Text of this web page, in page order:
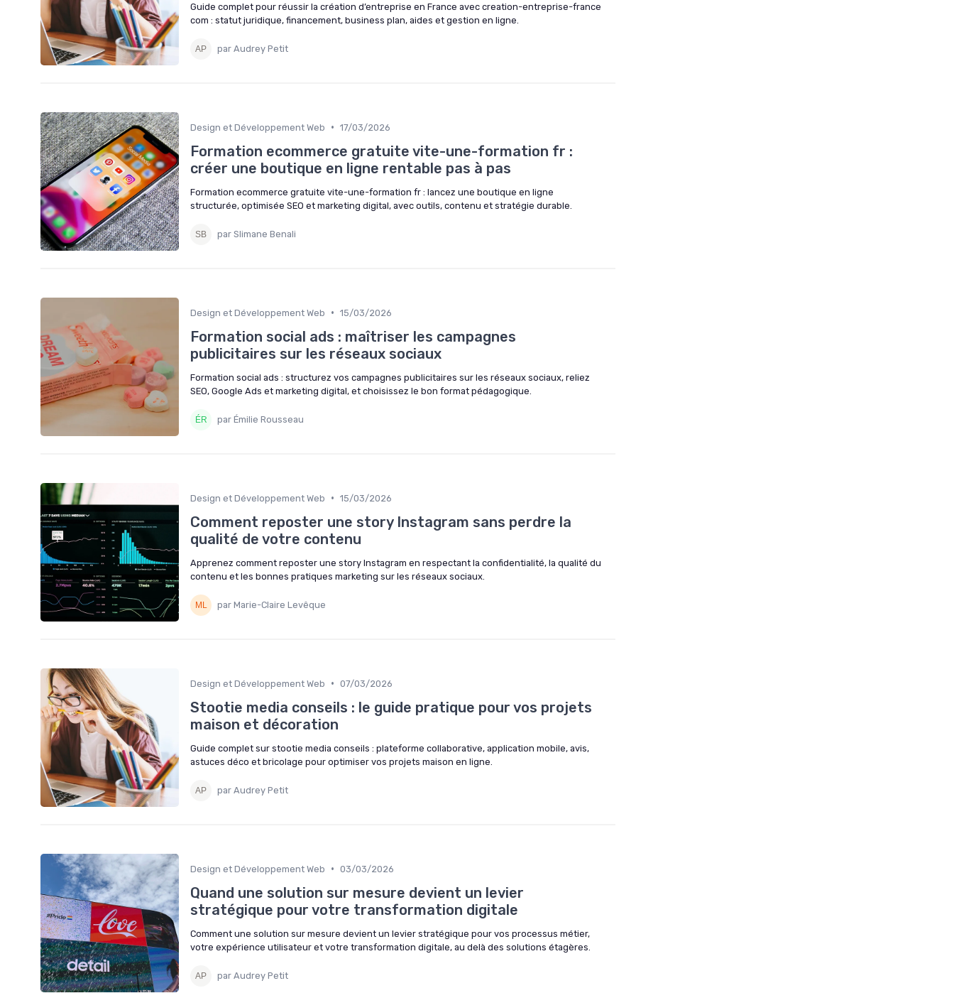
Guide complet pour réussir la création d’entreprise en France avec creation-entreprise-france
com : statut juridique, financement, business plan, aides et gestion en ligne.
par Audrey Petit
Design et Développement Web • 17/03/2026
Formation ecommerce gratuite vite-une-formation fr :
créer une boutique en ligne rentable pas à pas
Formation ecommerce gratuite vite-une-formation fr : lancez une boutique en ligne
structurée, optimisée SEO et marketing digital, avec outils, contenu et stratégie durable.
par Slimane Benali
Design et Développement Web • 15/03/2026
Formation social ads : maîtriser les campagnes
publicitaires sur les réseaux sociaux
Formation social ads : structurez vos campagnes publicitaires sur les réseaux sociaux, reliez
SEO, Google Ads et marketing digital, et choisissez le bon format pédagogique.
par Émilie Rousseau
Design et Développement Web • 15/03/2026
Comment reposter une story Instagram sans perdre la
qualité de votre contenu
Apprenez comment reposter une story Instagram en respectant la confidentialité, la qualité du
contenu et les bonnes pratiques marketing sur les réseaux sociaux.
par Marie-Claire Levêque
Design et Développement Web • 07/03/2026
Stootie media conseils : le guide pratique pour vos projets
maison et décoration
Guide complet sur stootie media conseils : plateforme collaborative, application mobile, avis,
astuces déco et bricolage pour optimiser vos projets maison en ligne.
par Audrey Petit
Design et Développement Web • 03/03/2026
Quand une solution sur mesure devient un levier
stratégique pour votre transformation digitale
Comment une solution sur mesure devient un levier stratégique pour vos processus métier,
votre expérience utilisateur et votre transformation digitale, au delà des solutions étagères.
par Audrey Petit